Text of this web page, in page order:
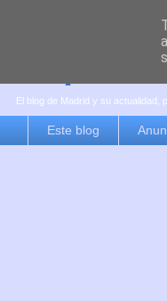
es por
El blog de Madrid y su actualidad,
Este blog